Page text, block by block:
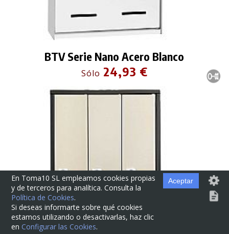
BTV Serie Nano Acero Blanco
Sólo 24,93 €
En Toma10 SL empleamos cookies propias
y de terceros para analítica. Consulta la
Política de Cookies.
Si deseas informarte sobre qué cookies
estamos utilizando o desactivarlas, haz clic
en Configurar las Cookies.
Aceptar